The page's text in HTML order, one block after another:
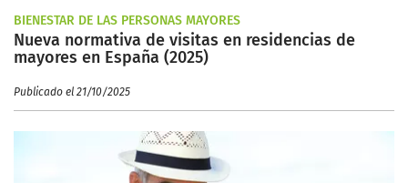
BIENESTAR DE LAS PERSONAS MAYORES
Nueva normativa de visitas en residencias de
mayores en España (2025)
Publicado el 21/10/2025